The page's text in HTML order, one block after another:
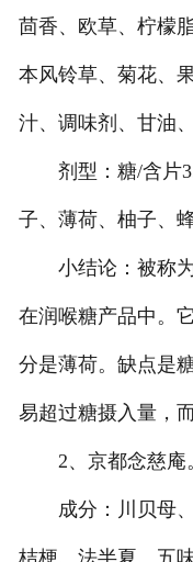
茴香、欧草、柠檬
本风铃草、菊花、
汁、调味剂、甘油
剂型：糖/含片3.
子、薄荷、柚子、
小结论：被称为
在润喉糖产品中。
分是薄荷。缺点是
易超过糖摄入量，
2、京都念慈庵
成分：川贝母、